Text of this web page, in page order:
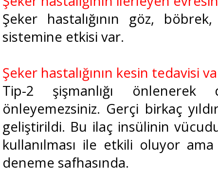
Şeker hastalığının göz,
sistemine etkisi var.
Şeker hastalığının kesin tedavisi
Tip-2 şişmanlığı önlenerek
önleyemezsiniz. Gerçi birkaç
geliştirildi. Bu ilaç insülinin
kullanılması ile etkili oluyor
deneme safhasında.